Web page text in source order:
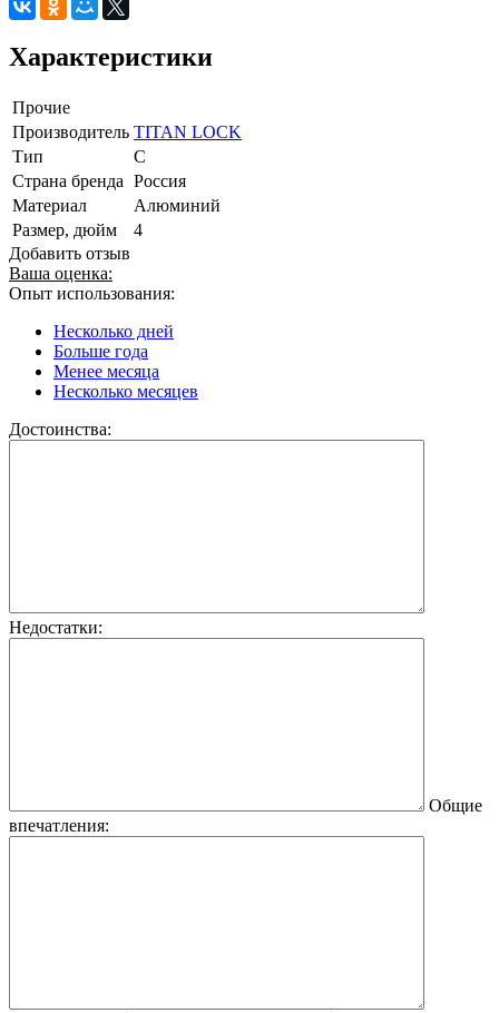
Характеристики
Прочие
Производитель TITAN LOCK
Тип
C
Страна бренда Россия
Материал
Алюминий
Размер, дюйм
4
Добавить отзыв
Ваша оценка:
Опыт использования:
Несколько дней
Больше года
Менее месяца
Несколько месяцев
Достоинства:
Недостатки:
Общие
впечатления: